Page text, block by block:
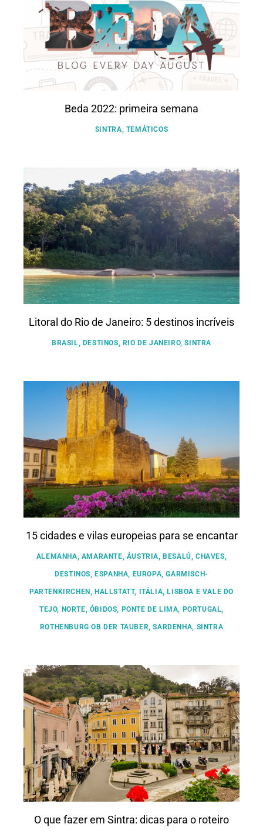
Beda 2022: primeira semana
SINTRA, TEMÁTICOS
Litoral do Rio de Janeiro: 5 destinos incríveis
BRASIL, DESTINOS, RIO DE JANEIRO,SINTRA
15 cidades e vilas europeias para se encantar
ALEMANHA, AMARANTE, ÁUSTRIA, BESALÚ,CHAVES,
DESTINOS, ESPANHA, EUROPA,GARMISCH-
PARTENKIRCHEN , HALLSTATT, ITÁLIA, LISBOA E VALE DO
TEJO, NORTE, ÓBIDOS, PONTE DE LIMA, PORTUGAL,
ROTHENBURG OB DER TAUBER,SARDENHA, SINTRA
O que fazer em Sintra: dicas para o roteiro